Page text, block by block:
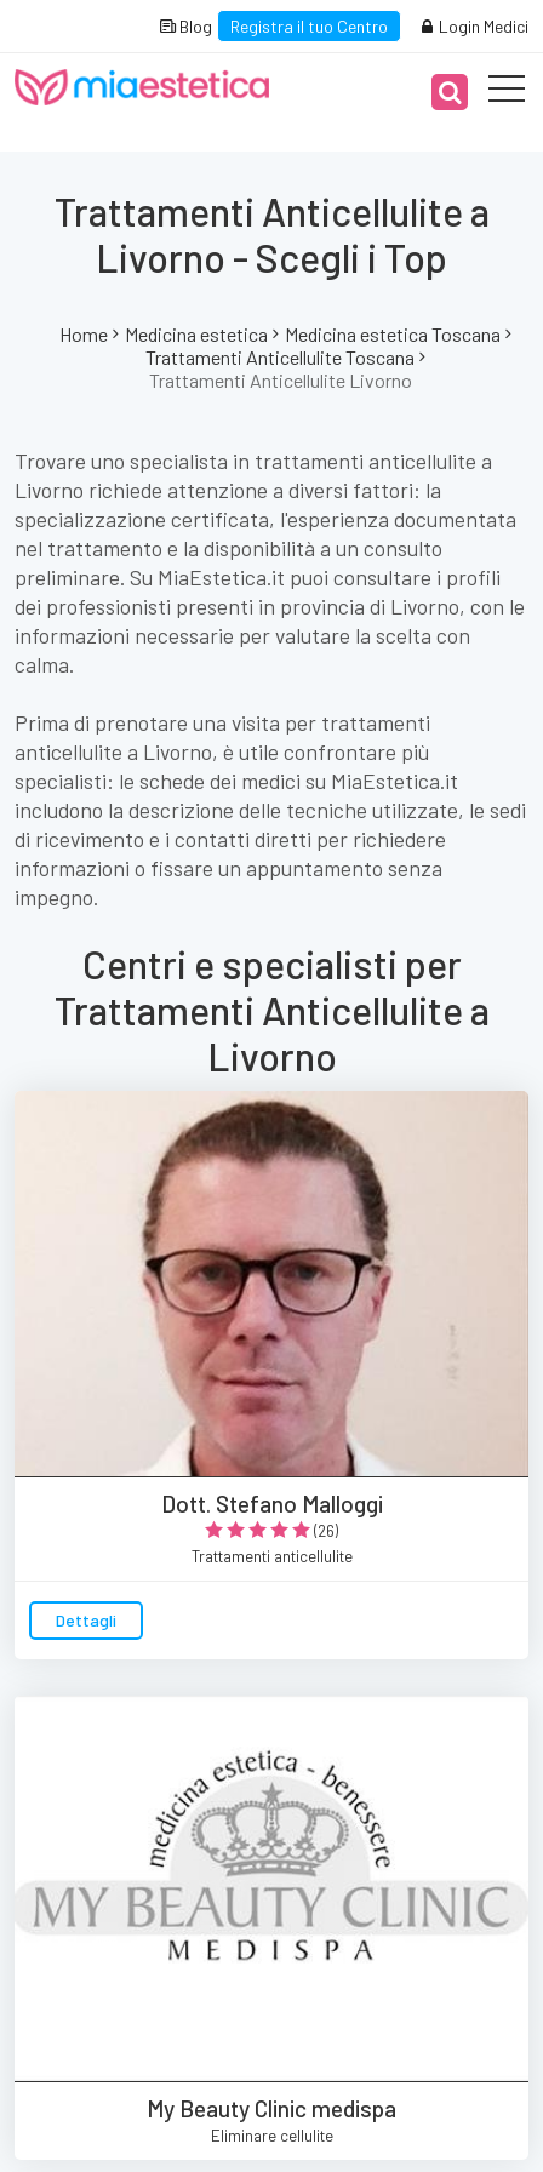
Blog Registra il tuo Centro Login Medici
Trattamenti Anticellulite a
Livorno - Scegli i Top
Home Medicina estetica
Medicina estetica Toscana
Trattamenti Anticellulite Toscana
Trattamenti Anticellulite Livorno
Trovare uno specialista in trattamenti anticellulite a
Livorno richiede attenzione a diversi fattori: la
specializzazione certificata, l'esperienza documentata
nel trattamento e la disponibilità a un consulto
preliminare. Su MiaEstetica.it puoi consultare i profili
dei professionisti presenti in provincia di Livorno, con le
informazioni necessarie per valutare la scelta con
calma.
Prima di prenotare una visita per trattamenti
anticellulite a Livorno, è utile confrontare più
specialisti: le schede dei medici su MiaEstetica.it
includono la descrizione delle tecniche utilizzate, le sedi
di ricevimento e i contatti diretti per richiedere
informazioni o fissare un appuntamento senza
impegno.
Centri e specialisti per
Trattamenti Anticellulite a
Livorno
Dott. Stefano Malloggi
(26)
Trattamenti anticellulite
Dettagli
My Beauty Clinic medispa
Eliminare cellulite